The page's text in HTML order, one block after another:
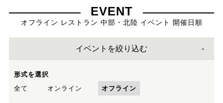
EVENT
オフライン レストラン 中部・北陸 イベント 開催日順
イベントを絞り込む
形式を選択
全て
オンライン オフライン